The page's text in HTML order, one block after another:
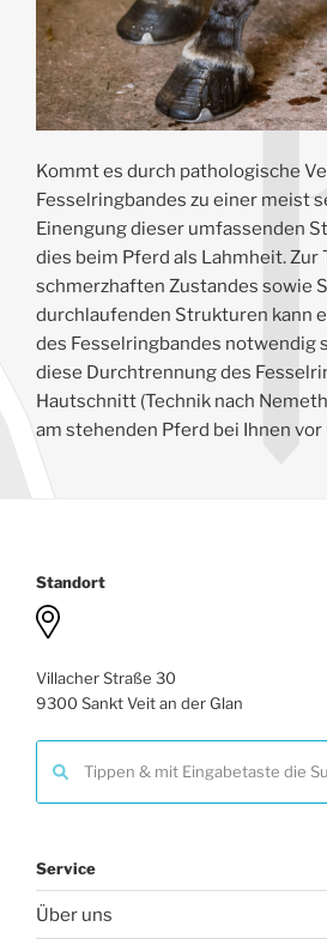
Kommt es durch pathologische
Fesselringbandes zu einer meist
Einengung dieser umfassenden
dies beim Pferd als Lahmheit. Zur
schmerzhaften Zustandes sowie
durchlaufenden Strukturen kann
des Fesselringbandes notwendig
diese Durchtrennung des
Hautschnitt (Technik nach
am stehenden Pferd bei Ihnen vor
Standort
Villacher Straße 30
9300 Sankt Veit an der Glan
Service
Über uns